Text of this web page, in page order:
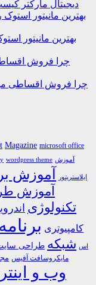
دیجیتال مارکتر
بهترین مانیتور
چرا فروش اقساطی
Magazine microsoft office
wordpress theme آموزش
ایلاستریتور آموزش
آموزش
تکنولوژی
کامپیوتری
اس شبکه طراحی
مایکروسافت آفیس
وب و